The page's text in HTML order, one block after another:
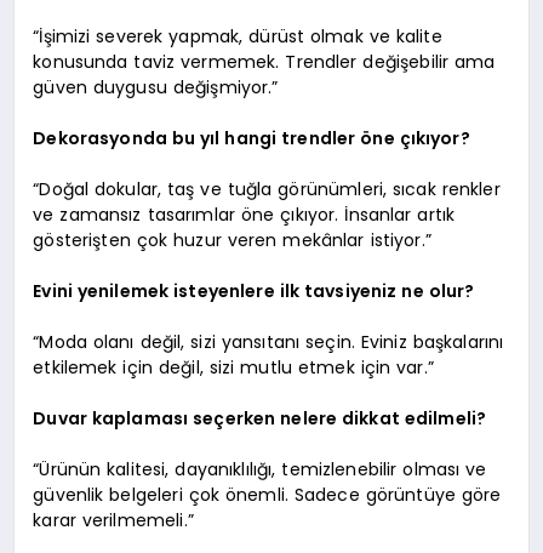
“İşimizi severek yapmak, dürüst olmak ve kalite
konusunda taviz vermemek. Trendler değişebilir ama
güven duygusu değişmiyor.”
Dekorasyonda bu yıl hangi trendler öne çıkıyor?
“Doğal dokular, taş ve tuğla görünümleri, sıcak renkler
ve zamansız tasarımlar öne çıkıyor. İnsanlar artık
gösterişten çok huzur veren mekânlar istiyor.”
Evini yenilemek isteyenlere ilk tavsiyeniz ne olur?
“Moda olanı değil, sizi yansıtanı seçin. Eviniz başkalarını
etkilemek için değil, sizi mutlu etmek için var.”
Duvar kaplaması seçerken nelere dikkat edilmeli?
“Ürünün kalitesi, dayanıklılığı, temizlenebilir olması ve
güvenlik belgeleri çok önemli. Sadece görüntüye göre
karar verilmemeli.”